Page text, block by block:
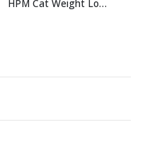
HPM Cat Weight Loss & Control – 3 kg